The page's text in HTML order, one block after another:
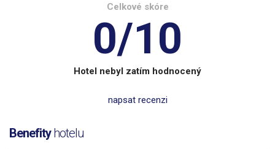
Celkové skóre
0/10
Hotel nebyl zatím hodnocený
napsat recenzi
Benefityhotelu